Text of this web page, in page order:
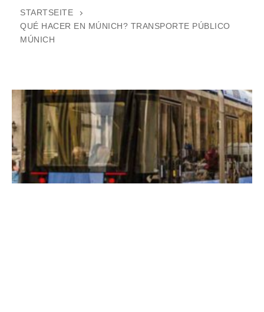
STARTSEITE
QUÉ HACER EN MÚNICH? TRANSPORTE PÚBLICO
MÚNICH